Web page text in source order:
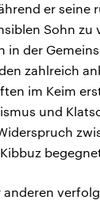
er seine
Sohn zu
in der
zahlreich
im Keim
und
anderen